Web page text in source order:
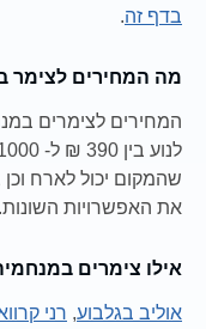
בדף זה.
מה המחירים לצימר
המחירים לצימרים
שהמקום יכול לארח
את האפשרויות השונות.
אילו צימרים
אוליב בגלבוע, רני